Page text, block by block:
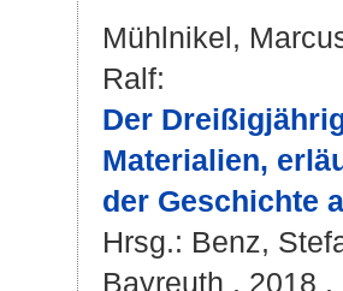
Mühlnikel,
Ralf:
Der
Materialien,
der Geschichte
Hrsg.: Benz,
Bayreuth , 2018 .